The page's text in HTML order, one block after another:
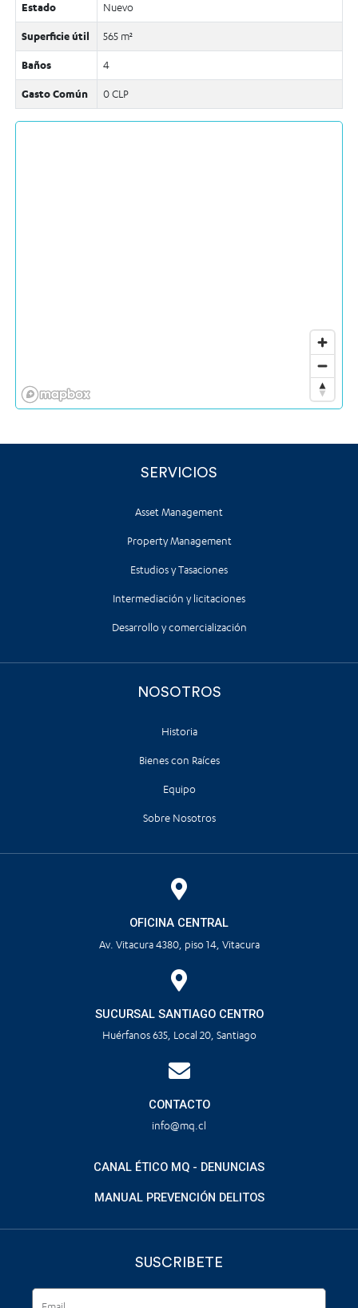
Estado Nuevo
Superficie útil 565 m²
Baños 4
Gasto Común 0 CLP
SERVICIOS
Asset Management
Property Management
Estudios y Tasaciones
Intermediación y licitaciones
Desarrollo y comercialización
NOSOTROS
Historia
Bienes con Raíces
Equipo
Sobre Nosotros
OFICINA CENTRAL
Av. Vitacura 4380, piso 14, Vitacura
SUCURSAL SANTIAGO CENTRO
Huérfanos 635, Local 20, Santiago
CONTACTO
info@mq.cl
CANAL ÉTICO MQ - DENUNCIAS
MANUAL PREVENCIÓN DELITOS
SUSCRIBETE